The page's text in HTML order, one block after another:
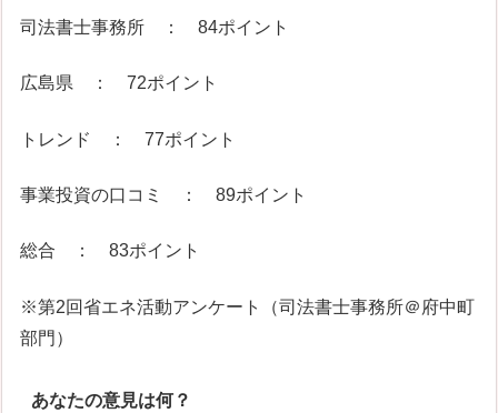
司法書士事務所 ： 84ポイント
広島県 ： 72ポイント
トレンド ： 77ポイント
事業投資の口コミ ： 89ポイント
総合 ： 83ポイント
※第2回省エネ活動アンケート（司法書士事務所＠府中町
部門）
あなたの意見は何？